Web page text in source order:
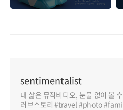
치는 장난감 애벌레!
sentimentalist
내 삶은 뮤직비디오, 눈물 없이 볼
러브스토리 #travel #photo